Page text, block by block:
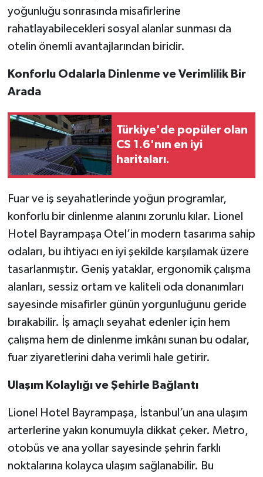
yoğunluğu sonrasında misafirlerine
rahatlayabilecekleri sosyal alanlar sunması da
otelin önemli avantajlarından biridir.
Konforlu Odalarla Dinlenme ve Verimlilik Bir
Arada
Türkiye'de popüler olan
CS 1.6'nın en iyi
haritaları.
Fuar ve iş seyahatlerinde yoğun programlar,
konforlu bir dinlenme alanını zorunlu kılar. Lionel
Hotel Bayrampaşa Otel’in modern tasarıma sahip
odaları, bu ihtiyacı en iyi şekilde karşılamak üzere
tasarlanmıştır. Geniş yataklar, ergonomik çalışma
alanları, sessiz ortam ve kaliteli oda donanımları
sayesinde misafirler günün yorgunluğunu geride
bırakabilir. İş amaçlı seyahat edenler için hem
çalışma hem de dinlenme imkânı sunan bu odalar,
fuar ziyaretlerini daha verimli hale getirir.
Ulaşım Kolaylığı ve Şehirle Bağlantı
Lionel Hotel Bayrampaşa, İstanbul’un ana ulaşım
arterlerine yakın konumuyla dikkat çeker. Metro,
otobüs ve ana yollar sayesinde şehrin farklı
noktalarına kolayca ulaşım sağlanabilir. Bu